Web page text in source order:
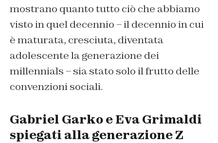
mostrano quanto tutto ciò che abbiamo
visto in quel decennio – il decennio in cui
è maturata, cresciuta, diventata
adolescente la generazione dei
millennials – sia stato solo il frutto delle
convenzioni sociali.
Gabriel Garko e Eva Grimaldi
spiegati alla generazione Z